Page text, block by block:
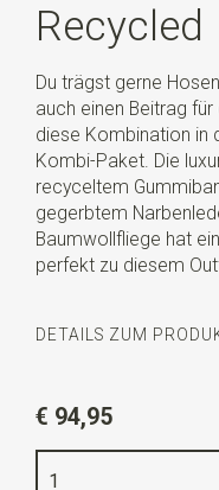
Recycled
Du trägst gerne
auch einen Beitrag
diese Kombination in
Kombi-Paket. Die
recyceltem
gegerbtem
Baumwollfliege hat
perfekt zu diesem
DETAILS ZUM
Farbe
Qualität
€ 94,95